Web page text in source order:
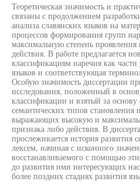
Теоретическая значимость и
связаны с продолжением
анализа славянских языков на
процессов формирования групп
максимальную степень проявления
действия. В работе предлагается
классификациям наречия как части
языков и соответствующая
Особую значимость диссертации
исследования, положенный в
классификации и взятый за основу
семантических типов становления
выражающих высокую и
признака либо действия. В
прослеживается история развития
лексем, начиная с исконного
восстанавливаемого с помощью
до развития ими интересующих
более поздних стадиях развития